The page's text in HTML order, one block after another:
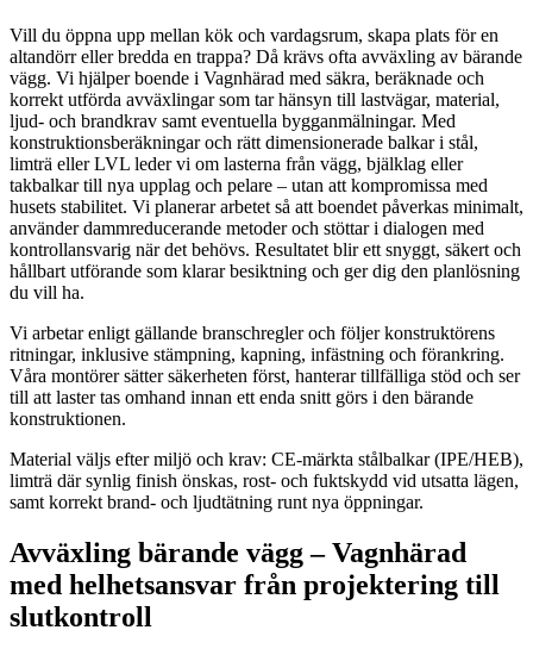
Vill du öppna upp mellan kök och vardagsrum, skapa plats för en
altandörr eller bredda en trappa? Då krävs ofta avväxling av bärande
vägg. Vi hjälper boende i Vagnhärad med säkra, beräknade och
korrekt utförda avväxlingar som tar hänsyn till lastvägar, material,
ljud- och brandkrav samt eventuella bygganmälningar. Med
konstruktionsberäkningar och rätt dimensionerade balkar i stål,
limträ eller LVL leder vi om lasterna från vägg, bjälklag eller
takbalkar till nya upplag och pelare – utan att kompromissa med
husets stabilitet. Vi planerar arbetet så att boendet påverkas minimalt,
använder dammreducerande metoder och stöttar i dialogen med
kontrollansvarig när det behövs. Resultatet blir ett snyggt, säkert och
hållbart utförande som klarar besiktning och ger dig den planlösning
du vill ha.
Vi arbetar enligt gällande branschregler och följer konstruktörens
ritningar, inklusive stämpning, kapning, infästning och förankring.
Våra montörer sätter säkerheten först, hanterar tillfälliga stöd och ser
till att laster tas omhand innan ett enda snitt görs i den bärande
konstruktionen.
Material väljs efter miljö och krav: CE-märkta stålbalkar (IPE/HEB),
limträ där synlig finish önskas, rost- och fuktskydd vid utsatta lägen,
samt korrekt brand- och ljudtätning runt nya öppningar.
Avväxling bärande vägg – Vagnhärad
med helhetsansvar från projektering till
slutkontroll